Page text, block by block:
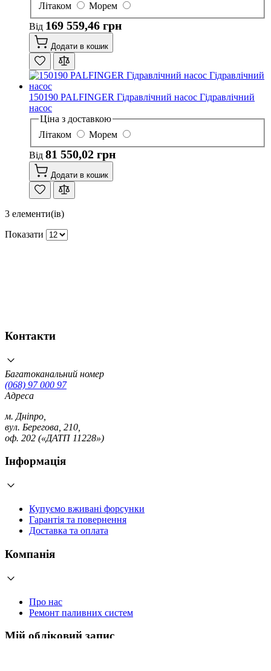
Літаком
Морем
Від 169 559,46 грн
Додати в кошик
150190 PALFINGER Гідравлічний насос Гідравлічний
насос
Ціна з доставкою
Літаком
Морем
Від 81 550,02 грн
Додати в кошик
3 елементи(ів)
Показати
Контакти
Багатоканальний номер
(068) 97 000 97
Адреса
м. Дніпро,
вул. Берегова, 210,
оф. 202 («ДАТП 11228»)
Інформація
Купуємо вживані форсунки
Гарантія та повернення
Доставка та оплата
Компанія
Про нас
Ремонт паливних систем
Мій обліковий запис